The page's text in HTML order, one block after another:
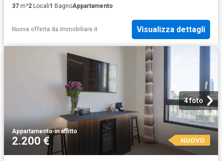
37 m²2 Locali1 BagnoAppartamento
Nuova offerta da Immobiliare.it Visualizza dettagli
4 foto
Appartamento·in affitto
2.200 € NUOVO